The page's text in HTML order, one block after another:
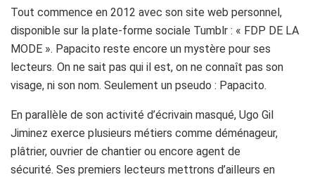
Tout commence en 2012 avec son site web personnel,
disponible sur la plate-forme sociale Tumblr : « FDP DE LA
MODE ». Papacito reste encore un mystère pour ses
lecteurs. On ne sait pas qui il est, on ne connaît pas son
visage, ni son nom. Seulement un pseudo : Papacito.
En parallèle de son activité d’écrivain masqué, Ugo Gil
Jiminez exerce plusieurs métiers comme déménageur,
plâtrier, ouvrier de chantier ou encore agent de
sécurité. Ses premiers lecteurs mettrons d’ailleurs en